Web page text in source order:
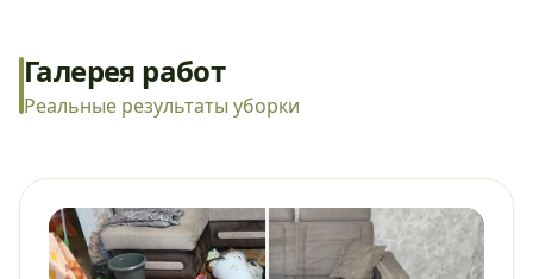
Галерея работ
Реальные результаты уборки